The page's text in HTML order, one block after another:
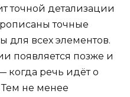
точной детализации
точные
для всех элементов.
появляется позже и
когда речь идёт о
не менее